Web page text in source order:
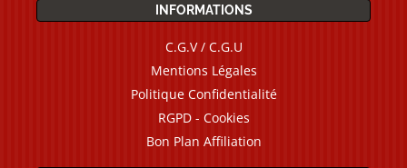
INFORMATIONS
C.G.V / C.G.U
Mentions Légales
Politique Confidentialité
RGPD - Cookies
Bon Plan Affiliation